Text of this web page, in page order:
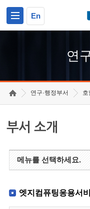
En
연
연구·행정부서 호
부서 소개
메뉴를 선택하세요.
엣지컴퓨팅응용서